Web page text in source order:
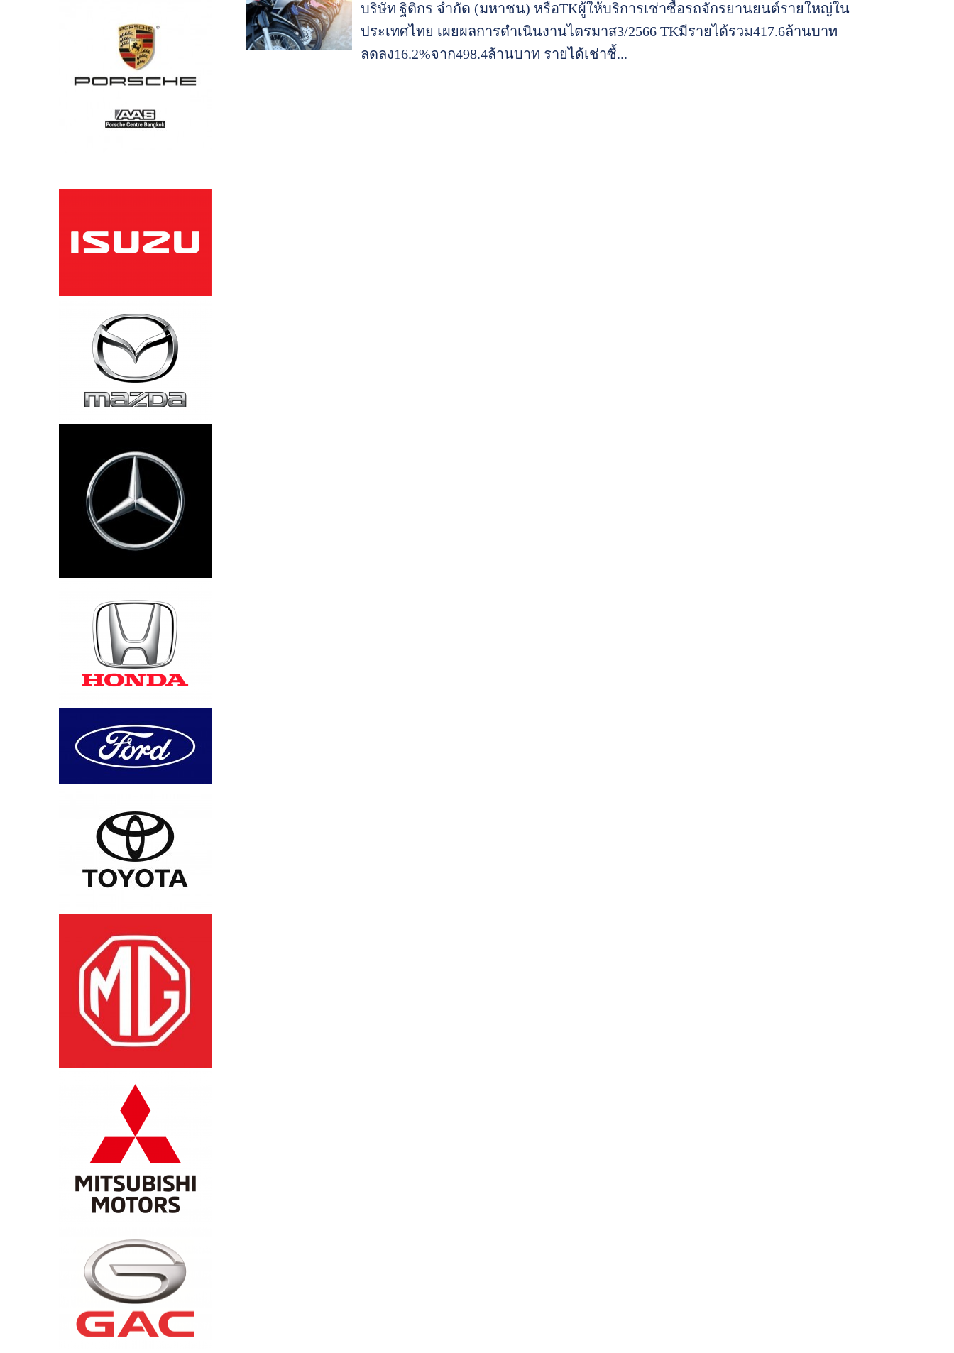
บริษัท ฐิติกร จำกัด (มหาชน) หรือTKผู้ให้บริการเช่าซื้อรถจักรยานยนต์รายใหญ่ใน
ประเทศไทย เผยผลการดำเนินงานไตรมาส3/2566 TKมีรายได้รวม417.6ล้านบาท
ลดลง16.2%จาก498.4ล้านบาท รายได้เช่าซื้...